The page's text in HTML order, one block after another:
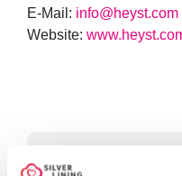
E-Mail: info@heyst.com
Website: